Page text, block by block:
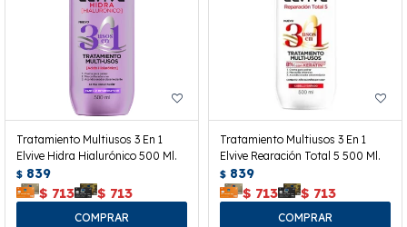
Tratamiento Multiusos 3 En 1
Elvive Hidra Hialurónico 500 Ml.
$ 839
$ 713 $ 713
Tratamiento Multiusos 3 En 1
Elvive Rearación Total 5 500 Ml.
$ 839
$ 713 $ 713